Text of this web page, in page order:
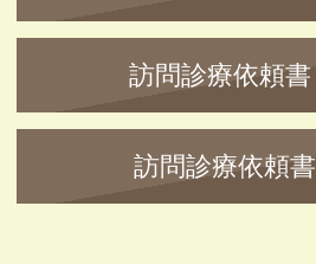
訪問診療依頼書
訪問診療依頼書